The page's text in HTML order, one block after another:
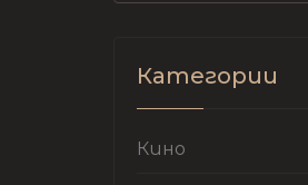
Категории
Кино